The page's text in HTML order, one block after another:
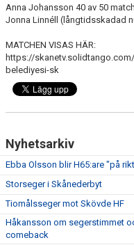
Anna Johansson 40 av 50
Jonna Linnéll (långtidsskadad
MATCHEN VISAS HÄR:
https://
belediyesi-sk
Nyhetsarkiv
Ebba Olsson blir H65:are "på
Storseger i Skånederbyt
Tiomålsseger mot Skövde HF
Håkansson om segerstimmet
comeback